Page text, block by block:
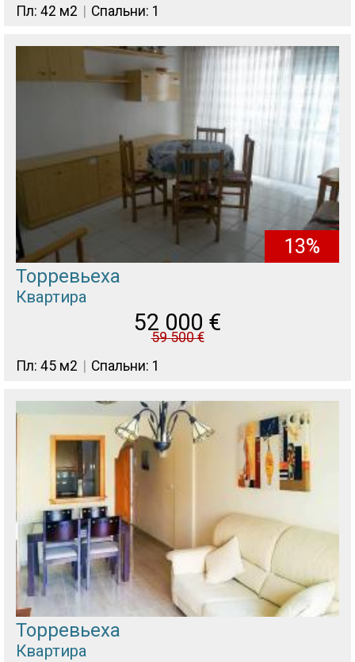
Пл: 42 м2 Спальни: 1
13%
Торревьеха
Квартира
52 000 €
59 500€
Пл: 45 м2
Спальни: 1
Торревьеха
Квартира